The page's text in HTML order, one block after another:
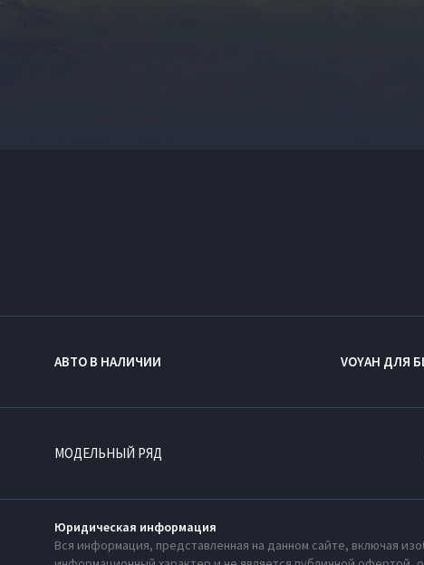
АВТО В НАЛИЧИИ VOYAH ДЛЯ
МОДЕЛЬНЫЙ РЯД
Юридическая информация
Вся информация, представленная на данном сайте, включая